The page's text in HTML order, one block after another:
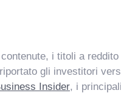
i titoli a
gli investitori
Insider, i